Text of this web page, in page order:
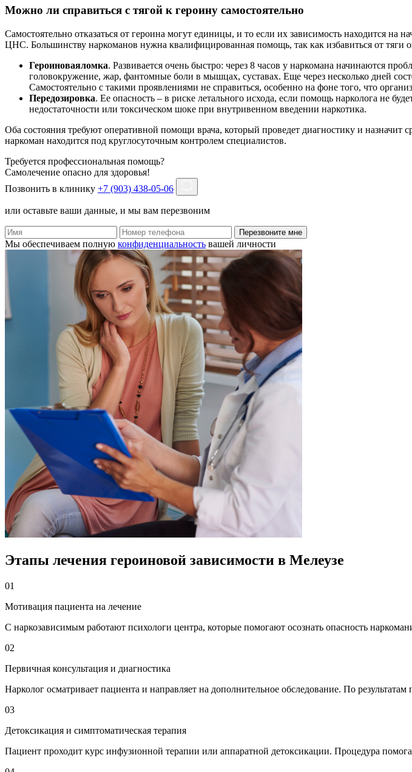
Можно ли справиться с тягой к героину самостоятельно
Самостоятельно отказаться от героина могут единицы, и то если их зависимость находится
ЦНС. Большинству наркоманов нужна квалифицированная помощь, так как избавиться от
Героиноваяломка. Развивается очень быстро: через 8 часов у наркомана начинаются
головокружение, жар, фантомные боли в мышцах, суставах. Еще через несколько дней
Самостоятельно с такими проявлениями не справиться, особенно на фоне того, что
Передозировка. Ее опасность – в риске летального исхода, если помощь нарколога не
недостаточности или токсическом шоке при внутривенном введении наркотика.
Оба состояния требуют оперативной помощи врача, который проведет диагностику и назначит
наркоман находится под круглосуточным контролем специалистов.
Требуется профессиональная помощь?
Самолечение опасно для здоровья!
Позвонить в клинику +7 (903) 438-05-06
или оставьте ваши данные, и мы вам перезвоним
Перезвоните мне
Мы обеспечиваем полную конфиденциальность вашей личности
Этапы лечения героиновой зависимости в Мелеузе
01
Мотивация пациента на лечение
С наркозависимым работают психологи центра, которые помогают осознать опасность
02
Первичная консультация и диагностика
Нарколог осматривает пациента и направляет на дополнительное обследование. По
03
Детоксикация и симптоматическая терапия
Пациент проходит курс инфузионной терапии или аппаратной детоксикации. Процедура